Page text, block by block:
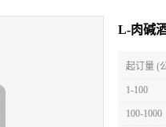
L-肉碱
起订量 (
1-100
100-1000